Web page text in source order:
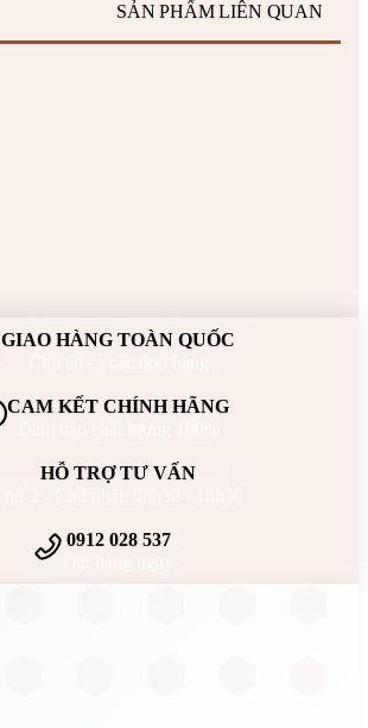
SẢN PHẨM LIÊN QUAN
GIAO HÀNG TOÀN QUỐC
CAM KẾT CHÍNH HÃNG
HỖ TRỢ TƯ VẤN
0912 028 537